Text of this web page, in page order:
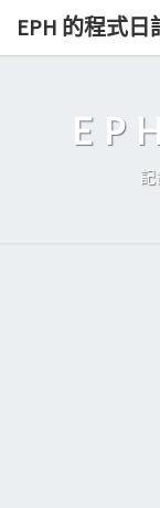
Skip
EPH 的程式日